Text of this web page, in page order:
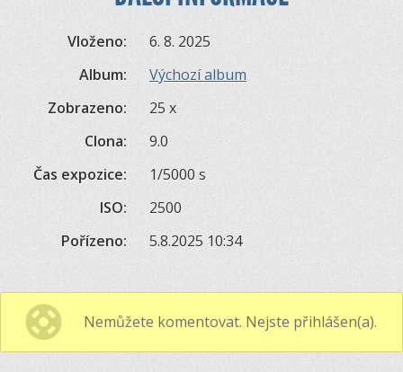
Vloženo:
6. 8. 2025
Album:
Výchozí album
Zobrazeno:
25 x
Clona:
9.0
Čas expozice:
1/5000 s
ISO:
2500
Pořízeno:
5.8.2025 10:34
Nemůžete komentovat. Nejste přihlášen(a).